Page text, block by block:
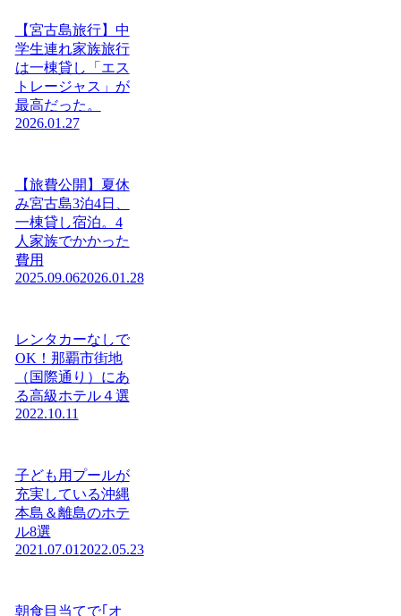
【宮古島旅行】中
学生連れ家族旅行
は一棟貸し「エス
トレージャス」が
最高だった。
2026.01.27
【旅費公開】夏休
み宮古島3泊4日、
一棟貸し宿泊。4
人家族でかかった
費用
2025.09.062026.01.28
レンタカーなしで
OK！那覇市街地
（国際通り）にあ
る高級ホテル４選
2022.10.11
子ども用プールが
充実している沖縄
本島＆離島のホテ
ル8選
2021.07.01 2022.05.23
朝食目当てで｢オ